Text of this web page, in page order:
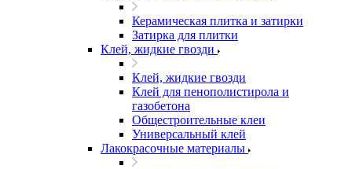
Керамическая плитка и затирки
Затирка для плитки
Клей, жидкие гвозди
Клей, жидкие гвозди
Клей для пенополистирола и
газобетона
Общестроительные клеи
Универсальный клей
Лакокрасочные материалы